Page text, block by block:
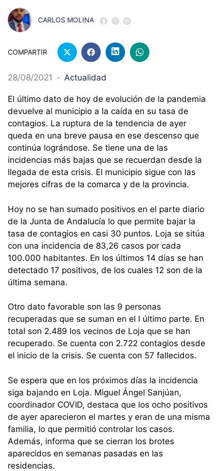
CARLOS MOLINA
COMPARTIR
28/08/2021 - Actualidad
El último dato de hoy de evolución de la pandemia
devuelve al municipio a la caída en su tasa de
contagios. La ruptura de la tendencia de ayer
queda en una breve pausa en ese descenso que
continúa lográndose. Se tiene una de las
incidencias más bajas que se recuerdan desde la
llegada de esta crisis. El municipio sigue con las
mejores cifras de la comarca y de la provincia.
Hoy no se han sumado positivos en el parte diario
de la Junta de Andalucía lo que permite bajar la
tasa de contagios en casi 30 puntos. Loja se sitúa
con una incidencia de 83,26 casos por cada
100.000 habitantes. En los últimos 14 días se han
detectado 17 positivos, de los cuales 12 son de la
última semana.
Otro dato favorable son las 9 personas
recuperadas que se suman en el l último parte. En
total son 2.489 los vecinos de Loja que se han
recuperado. Se cuenta con 2.722 contagios desde
el inicio de la crisis. Se cuenta con 57 fallecidos.
Se espera que en los próximos días la incidencia
siga bajando en Loja. Miguel Ángel Sanjúan,
coordinador COVID, destaca que los ocho positivos
de ayer aparecieron el martes y eran de una misma
familia, lo que permitió controlar los casos.
Además, informa que se cierran los brotes
aparecidos en semanas pasadas en las
residencias.